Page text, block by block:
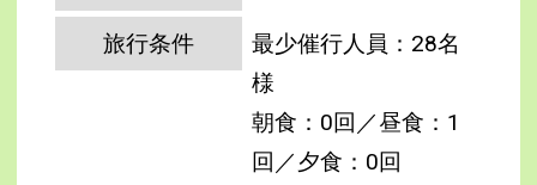
旅行条件
最少催行人員：28名
様
朝食：0回／昼食：1
回／夕食：0回